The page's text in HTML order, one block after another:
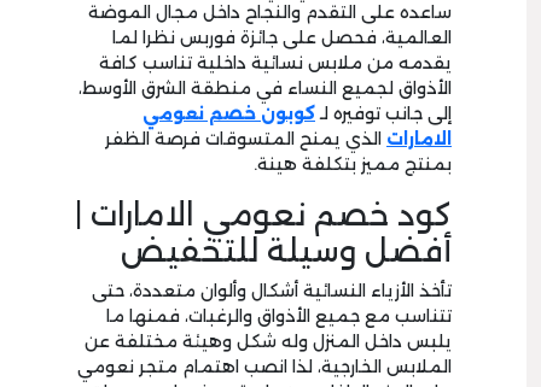
ساعده على التقدم والنجاح داخل مجال الموضة
العالمية، فحصل على جائزة فوربس نظرا لما
يقدمه من ملابس نسائية داخلية تناسب كافة
الأذواق لجميع النساء في منطقة الشرق الأوسط،
إلى جانب توفيره لـكوبون خصم نعومي
الامارات الذي يمنح المتسوقات فرصة الظفر
بمنتج مميز بتكلفة هينة.
كود خصم نعومي الامارات |
أفضل وسيلة للتخفيض
تأخذ الأزياء النسائية أشكال وألوان متعددة، حتى
تتناسب مع جميع الأذواق والرغبات، فمنها ما
يلبس داخل المنزل وله شكل وهيئة مختلفة عن
الملابس الخارجية، لذا انصب اهتمام متجر نعومي